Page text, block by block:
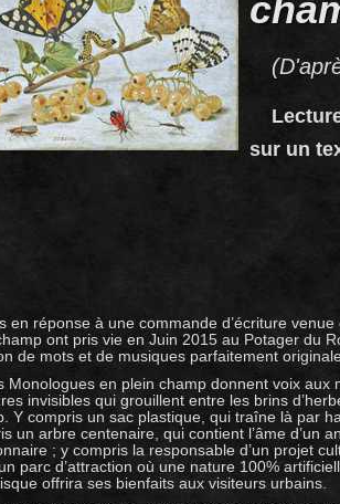
sur un
en réponse à une commande d’écriture
ont pris vie en Juin 2015 au Potager du
de mots et de musiques parfaitement
Monologues en plein champ donnent voix aux
invisibles qui grouillent entre les brins
Y compris un sac plastique, qui traîne là par
un arbre centenaire, qui contient l’âme d’un
; y compris la responsable d’un projet
parc d’attraction où une nature 100%
offrira ses bienfaits aux visiteurs urbains.